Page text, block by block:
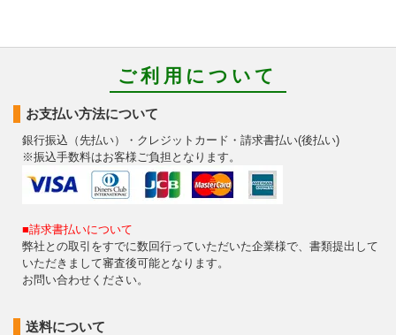
ご利用について
お支払い方法について
銀行振込（先払い）・クレジットカード・請求書払い(後払い)
※振込手数料はお客様ご負担となります。
■請求書払いについて
弊社との取引をすでに数回行っていただいた企業様で、書類提出して
いただきまして審査後可能となります。
お問い合わせください。
送料について